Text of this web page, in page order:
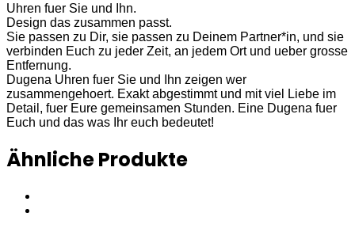
Uhren fuer Sie und Ihn.
Design das zusammen passt.
Sie passen zu Dir, sie passen zu Deinem Partner*in, und sie
verbinden Euch zu jeder Zeit, an jedem Ort und ueber grosse
Entfernung.
Dugena Uhren fuer Sie und Ihn zeigen wer
zusammengehoert. Exakt abgestimmt und mit viel Liebe im
Detail, fuer Eure gemeinsamen Stunden. Eine Dugena fuer
Euch und das was Ihr euch bedeutet!
Ähnliche Produkte